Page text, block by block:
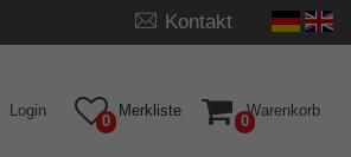
Kontakt
Login
0
Merkliste
0
Warenkorb